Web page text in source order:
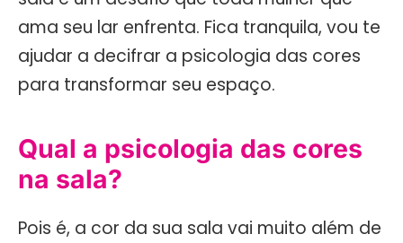
ama seu lar enfrenta. Fica tranquila, vou te
ajudar a decifrar a psicologia das cores
para transformar seu espaço.
Qual a psicologia das cores
na sala?
Pois é, a cor da sua sala vai muito além de